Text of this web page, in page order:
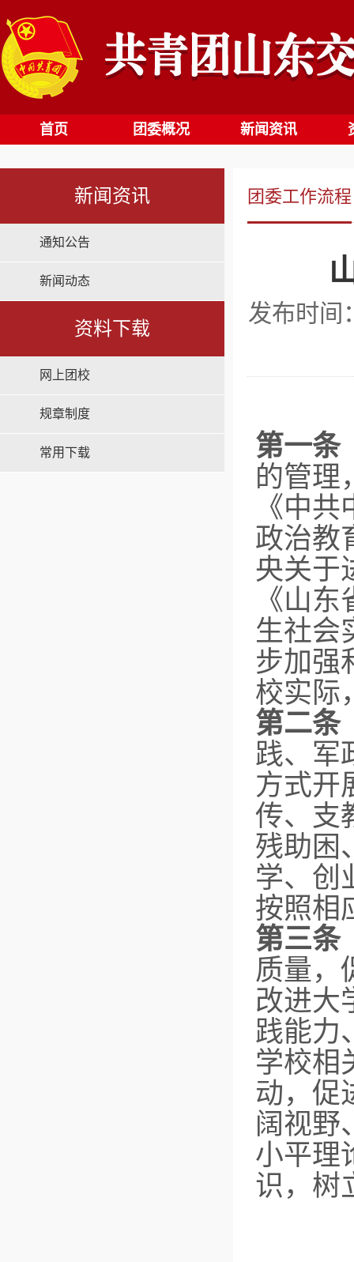
首页 团委概况 新闻资讯
新闻资讯
通知公告
新闻动态
资料下载
网上团校
规章制度
常用下载
团委工作流程
发布时间
第一条
的管理
《中
政治教
央关于
《山
生社会
步加强
校实际
第二条
践、军
方式开
传、支
残助困
学、创
按照相
第三条
质量，
改进大
践能力
学校相
动，促
阔视野
小平理
识，树